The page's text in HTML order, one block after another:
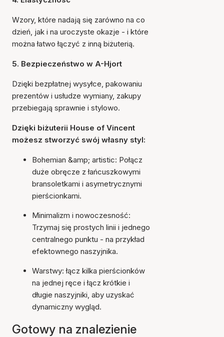
Wzory, które nadają się zarówno na co
dzień, jak i na uroczyste okazje - i które
można łatwo łączyć z inną biżuterią.
5. Bezpieczeństwo w A-Hjort
Dzięki bezpłatnej wysyłce, pakowaniu
prezentów i usłudze wymiany, zakupy
przebiegają sprawnie i stylowo.
Dzięki biżuterii House of Vincent
możesz stworzyć swój własny styl:
Bohemian &amp; artistic: Połącz
duże obręcze z łańcuszkowymi
bransoletkami i asymetrycznymi
pierścionkami.
Minimalizm i nowoczesność:
Trzymaj się prostych linii i jednego
centralnego punktu - na przykład
efektownego naszyjnika.
Warstwy: łącz kilka pierścionków
na jednej ręce i łącz krótkie i
długie naszyjniki, aby uzyskać
dynamiczny wygląd.
Gotowy na znalezienie